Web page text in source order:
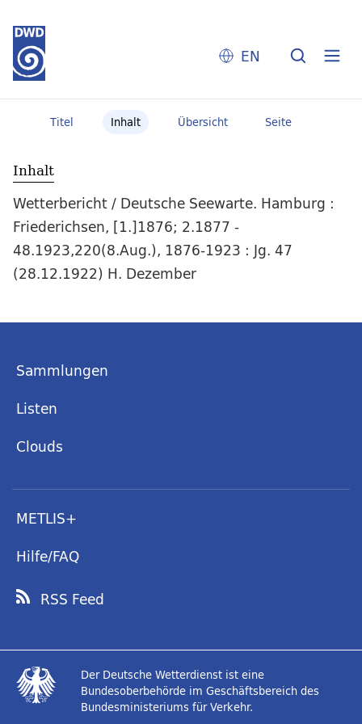
EN
Titel Inhalt Übersicht Seite
Inhalt
Wetterbericht / Deutsche Seewarte. Hamburg :
Friederichsen, [1.]1876; 2.1877 -
48.1923,220(8.Aug.), 1876-1923 : Jg. 47
(28.12.1922) H. Dezember
Sammlungen
Listen
Clouds
METLIS+
Hilfe/FAQ
RSS Feed
Der Deutsche Wetterdienst ist eine
Bundesoberbehörde im Geschäftsbereich des
Bundesministeriums für Verkehr.